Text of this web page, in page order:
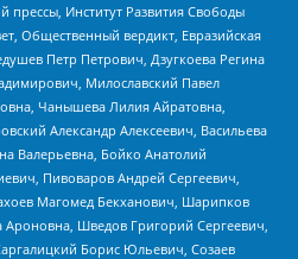
Институт Развития Свободы
Общественный вердикт, Евразийская
Петр Петрович, Дзугкоева Регина
Милославский Павел
Чанышева Лилия Айратовна,
Александр Алексеевич, Васильева
Валерьевна, Бойко Анатолий
Пивоваров Андрей Сергеевич,
Магомед Бекханович, Шарипков
Шведов Григорий Сергеевич,
Борис Юльевич, Созаев